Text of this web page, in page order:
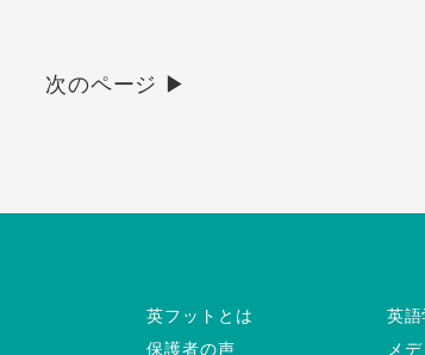
次のページ ▶︎
英フットとは
保護者の声
英
メ